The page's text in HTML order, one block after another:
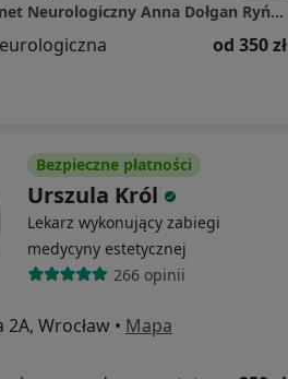
Prywatny Gabinet Neurologiczny Anna Dołgan Ryńska
od 350 zł
Bezpieczne płatności
Urszula Król
Lekarz wykonujący zabiegi
medycyny estetycznej
266 opinii
Wrocław • Mapa